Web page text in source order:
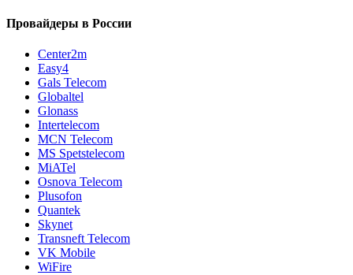
Провайдеры в России
Center2m
Easy4
Gals Telecom
Globaltel
Glonass
Intertelecom
MCN Telecom
MS Spetstelecom
MiATel
Osnova Telecom
Plusofon
Quantek
Skynet
Transneft Telecom
VK Mobile
WiFire